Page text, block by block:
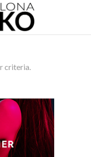
criteria.